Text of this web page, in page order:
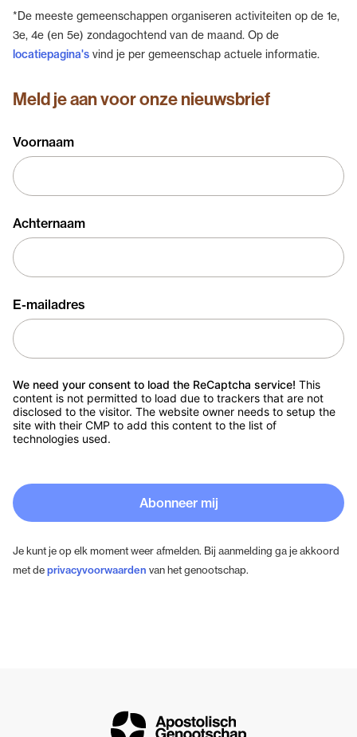
*De meeste gemeenschappen organiseren activiteiten op de 1e,
3e, 4e (en 5e) zondagochtend van de maand. Op de
locatiepagina's vind je per gemeenschap actuele informatie.
Meld je aan voor onze nieuwsbrief
Voornaam
Achternaam
E-mailadres
We need your consent to load the ReCaptcha service! This
content is not permitted to load due to trackers that are not
disclosed to the visitor. The website owner needs to setup the
site with their CMP to add this content to the list of
technologies used.
Abonneer mij
Je kunt je op elk moment weer afmelden. Bij aanmelding ga je akkoord
met deprivacyvoorwaarden van het genootschap.